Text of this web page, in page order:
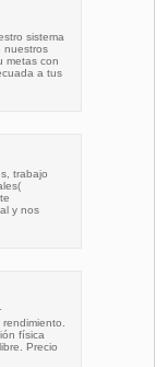
sistema
nuestros
metas con
a tus
trabajo
y nos
física
Precio